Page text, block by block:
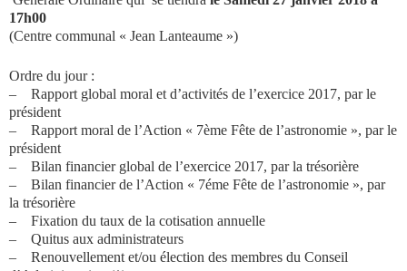
17h00
(Centre communal « Jean Lanteaume »)
Ordre du jour :
– Rapport global moral et d’activités de l’exercice 2017, par le
président
– Rapport moral de l’Action « 7ème Fête de l’astronomie », par le
président
– Bilan financier global de l’exercice 2017, par la trésorière
– Bilan financier de l’Action « 7éme Fête de l’astronomie », par
la trésorière
– Fixation du taux de la cotisation annuelle
– Quitus aux administrateurs
– Renouvellement et/ou élection des membres du Conseil